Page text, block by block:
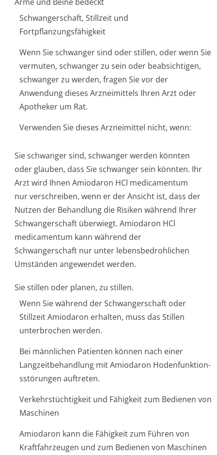
Schwangerschaft, Stillzeit und
Fortpflanzungsfähigkeit
Wenn Sie schwanger sind oder stillen, oder wenn Sie
vermuten, schwanger zu sein oder beabsichtigen,
schwanger zu werden, fragen Sie vor der
Anwendung dieses Arzneimittels Ihren Arzt oder
Apotheker um Rat.
Verwenden Sie dieses Arzneimittel nicht, wenn:
Sie schwanger sind, schwanger werden könnten
oder glauben, dass Sie schwanger sein könnten. Ihr
Arzt wird Ihnen Amiodaron HCl medicamentum
nur verschreiben, wenn er der Ansicht ist, dass der
Nutzen der Behandlung die Risiken während Ihrer
Schwangerschaft überwiegt. Amiodaron HCl
medicamentum kann während der
Schwangerschaft nur unter lebensbedrohlichen
Umständen angewendet werden.
Sie stillen oder planen, zu stillen.
Wenn Sie während der Schwangerschaft oder
Stillzeit Amiodaron erhalten, muss das Stillen
unterbrochen werden.
Bei männlichen Patienten können nach einer
Langzeitbehandlung mit Amiodaron Hodenfunktion­
sstörungen auftreten.
Verkehrstüchtigkeit und Fähigkeit zum Bedienen von
Maschinen
Amiodaron kann die Fähigkeit zum Führen von
Kraftfahrzeugen und zum Bedienen von Maschinen